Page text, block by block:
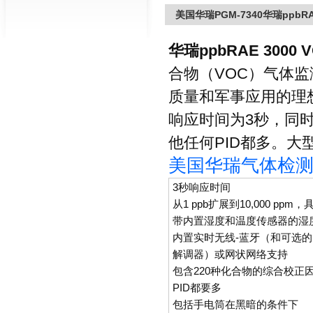
美国华瑞PGM-7340华瑞
华瑞ppbRAE 3000
合物（VOC）气体
质量和军事应用的理
响应时间为3秒，同
他任何PID都多。大
美国华瑞气体检
3秒响应时间
从1 ppb扩展到10,000 ppm，
带内置湿度和温度传感器的湿
内置实时无线-蓝牙（和可选
解调器）或网状网络支持
包含220种化合物的综合校正
PID都要多
包括手电筒在黑暗的条件下